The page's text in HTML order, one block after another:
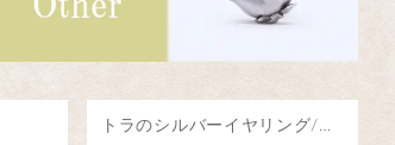
トラのシルバーイヤリング/阿吽のトラ（片耳）